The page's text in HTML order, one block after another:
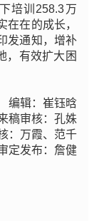
培训258.3万
在在的成长，
发通知，增补
，有效扩大困
编辑：崔钰晗
稿审核：孔姝
：万霞、范千
定发布：詹健